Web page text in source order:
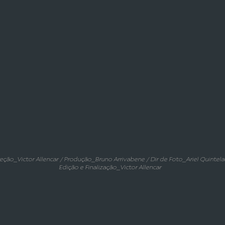
Allencar / Produção_Bruno Arrivabene / Dir de Foto_Ariel
Edição e Finalização_Victor Allencar